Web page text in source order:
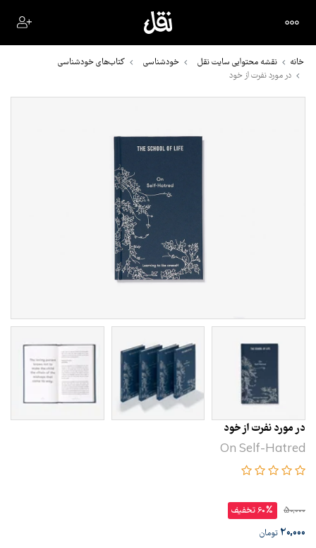
خانه نقشه محتوایی سایت نقل خودشناسی
کتاب‌های خودشناسی
در مورد نفرت از خود
در مورد نفرت از خود
On Self-Hatred
50,000 60% تخفیف
20,000 تومان